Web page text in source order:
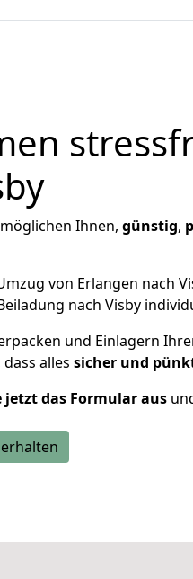
Ihnen, günstig,
von Erlangen nach
nach Visby
und Einlagern
alles sicher und
jetzt das Formular aus